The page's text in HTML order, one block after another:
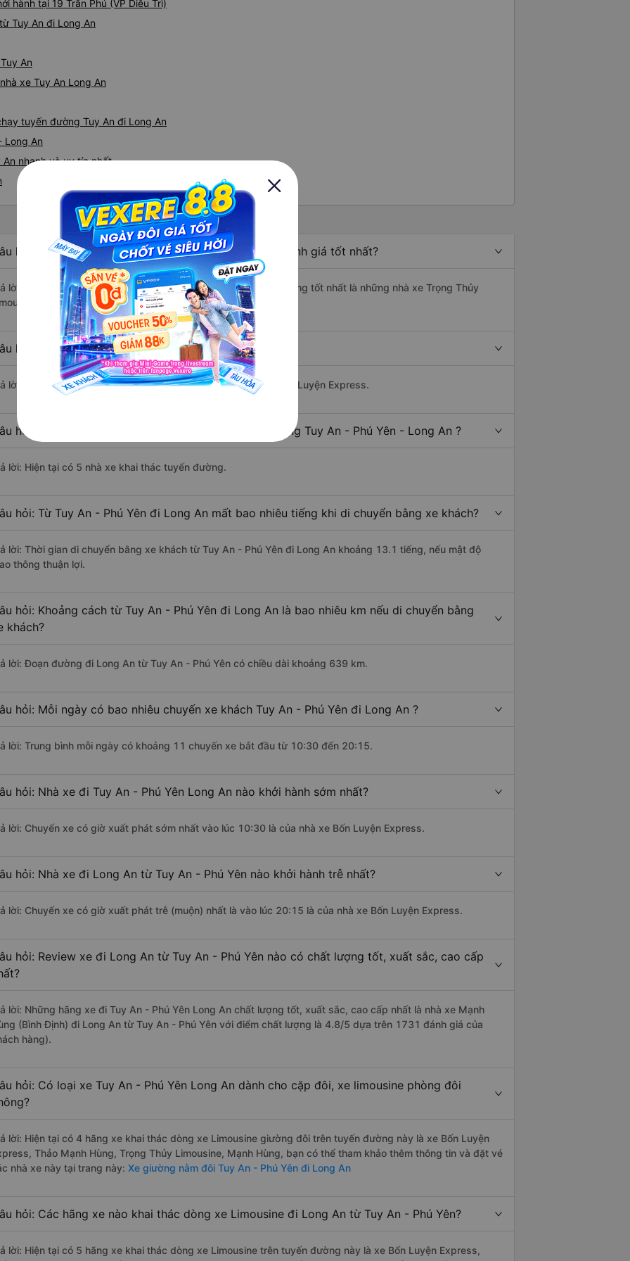
hành tại 19 Trần Phú (VP Diêu Trì)
Tuy An đi Long An
An
xe Tuy An Long An
tuyến đường Tuy An đi Long An
Long An
nhanh và uy tín nhất
hỏi: Nhà xe đi Long An từ Tuy An - Phú Yên được đánh giá tốt nhất?
lời: Xe đi Long An từ Tuy An - Phú Yên được đánh giá chất lượng tốt nhất là những nhà xe Trọng Thủy
Bốn Luyện Express, Mạnh Hùng.
hỏi: Xe nào đi Long An có giá rẻ nhất?
lời: Vé xe rẻ nhất có mức giá là 600.000 đồng của nhà xe Bốn Luyện Express.
hỏi: Có bao nhiêu nhà xe đang khai thác tuyến đường Tuy An - Phú Yên - Long An ?
lời: Hiện tại có 5 nhà xe khai thác tuyến đường.
hỏi: Từ Tuy An - Phú Yên đi Long An mất bao nhiêu tiếng khi di chuyển bằng xe khách?
lời: Thời gian di chuyển bằng xe khách từ Tuy An - Phú Yên đi Long An khoảng 13.1 tiếng, nếu mật độ
thông thuận lợi.
hỏi: Khoảng cách từ Tuy An - Phú Yên đi Long An là bao nhiêu km nếu di chuyển bằng
khách?
lời: Đoạn đường đi Long An từ Tuy An - Phú Yên có chiều dài khoảng 639 km.
hỏi: Mỗi ngày có bao nhiêu chuyến xe khách Tuy An - Phú Yên đi Long An ?
lời: Trung bình mỗi ngày có khoảng 11 chuyến xe bắt đầu từ 10:30 đến 20:15.
hỏi: Nhà xe đi Tuy An - Phú Yên Long An nào khởi hành sớm nhất?
lời: Chuyến xe có giờ xuất phát sớm nhất vào lúc 10:30 là của nhà xe Bốn Luyện Express.
hỏi: Nhà xe đi Long An từ Tuy An - Phú Yên nào khởi hành trễ nhất?
lời: Chuyến xe có giờ xuất phát trễ (muộn) nhất là vào lúc 20:15 là của nhà xe Bốn Luyện Express.
hỏi: Review xe đi Long An từ Tuy An - Phú Yên nào có chất lượng tốt, xuất sắc, cao cấp
lời: Những hãng xe đi Tuy An - Phú Yên Long An chất lượng tốt, xuất sắc, cao cấp nhất là nhà xe Mạnh
(Bình Định) đi Long An từ Tuy An - Phú Yên với điểm chất lượng là 4.8/5 dựa trên 1731 đánh giá của
hàng).
hỏi: Có loại xe Tuy An - Phú Yên Long An dành cho cặp đôi, xe limousine phòng đôi
lời: Hiện tại có 4 hãng xe khai thác dòng xe Limousine giường đôi trên tuyến đường này là xe Bốn Luyện
Thảo Mạnh Hùng, Trọng Thủy Limousine, Mạnh Hùng, bạn có thể tham khảo thêm thông tin và đặt vé
nhà xe này tại trang này: Xe giường nằm đôi Tuy An - Phú Yên đi Long An
hỏi: Các hãng xe nào khai thác dòng xe Limousine đi Long An từ Tuy An - Phú Yên?
lời: Hiện tại có 5 hãng xe khai thác dòng xe Limousine trên tuyến đường này là xe Bốn Luyện Express,